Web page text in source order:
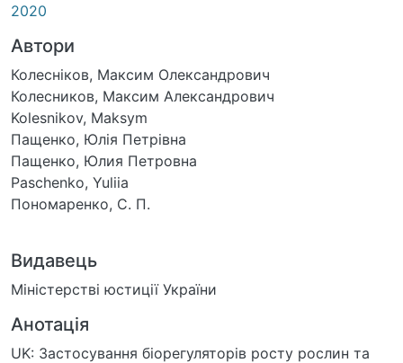
2020
Автори
Колесніков, Максим Олександрович
Колесников, Максим Александрович
Kolesnikov, Maksym
Пащенко, Юлія Петрівна
Пащенко, Юлия Петровна
Paschenko, Yuliia
Пономаренко, С. П.
Видавець
Міністерстві юстиції України
Анотація
UK: Застосування біорегуляторів росту рослин та